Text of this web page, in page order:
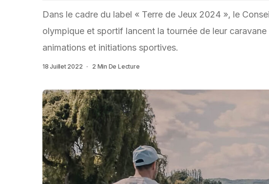
Dans le cadre du label « Terre de Jeux 2024 », le
olympique et sportif lancent la tournée de leur
animations et initiations sportives.
18 Juillet 2022 2 Min De Lecture